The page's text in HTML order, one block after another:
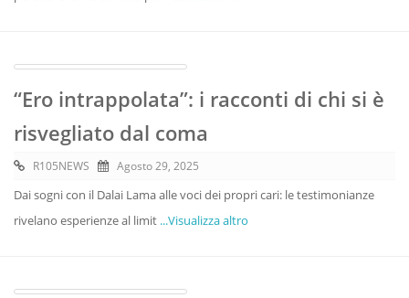
“Ero intrappolata”: i racconti di chi si è
risvegliato dal coma
R105NEWS Agosto 29, 2025
Dai sogni con il Dalai Lama alle voci dei propri cari: le testimonianze
rivelano esperienze al limit ...Visualizza altro